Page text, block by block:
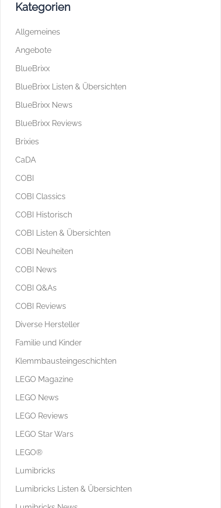
Kategorien
Allgemeines
Angebote
BlueBrixx
BlueBrixx Listen & Übersichten
BlueBrixx News
BlueBrixx Reviews
Brixies
CaDA
COBI
COBI Classics
COBI Historisch
COBI Listen & Übersichten
COBI Neuheiten
COBI News
COBI Q&As
COBI Reviews
Diverse Hersteller
Familie und Kinder
Klemmbausteingeschichten
LEGO Magazine
LEGO News
LEGO Reviews
LEGO Star Wars
LEGO®
Lumibricks
Lumibricks Listen & Übersichten